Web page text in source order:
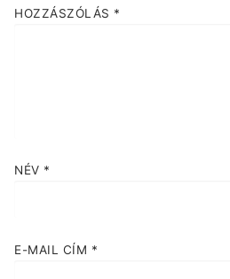
HOZZÁSZÓLÁS *
NÉV *
E-MAIL CÍM *